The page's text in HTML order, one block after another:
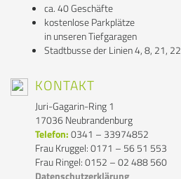
ca. 40 Geschäfte
kostenlose Parkplätze
in unseren Tiefgaragen
Stadtbusse der Linien 4, 8, 21, 22
KONTAKT
Juri-Gagarin-Ring 1
17036 Neubrandenburg
Telefon:0341 – 33974852
Frau Kruggel: 0171 – 56 51 553
Frau Ringel: 0152 – 02 488 560
Datenschutzerklärung